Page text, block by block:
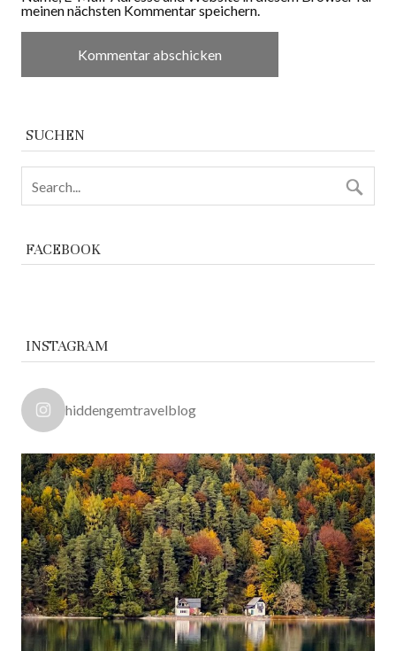
meinen nächsten Kommentar speichern.
SUCHEN
FACEBOOK
INSTAGRAM
hiddengemtravelblog